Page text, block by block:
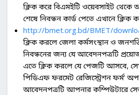
ক্লিক করে বিএমইটি ওয়েবসাইট থেকে
শেষে নিবন্ধন কার্ড পেতে এখানে ক্লিক
http://bmet.org.bd/BMET/
ক্লিক করলে জেলা কর্মসংস্থান ও
নিবন্ধনের জন্য যে আবেদনপত্রটি
এতে ক্লিক করলে যে পেজটি আসবে,
পিডিএফ ফরমেট রেজিস্ট্রেশন ফর্ম’
আবেদনপত্রটি আপনার কম্পিউটারে